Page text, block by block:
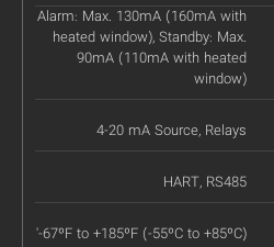
Alarm: Max. 130mA (160mA with
heated window), Standby: Max.
90mA (110mA with heated
window)
4-20 mA Source, Relays
HART, RS485
'-67ºF to +185ºF (-55ºC to +85ºC)